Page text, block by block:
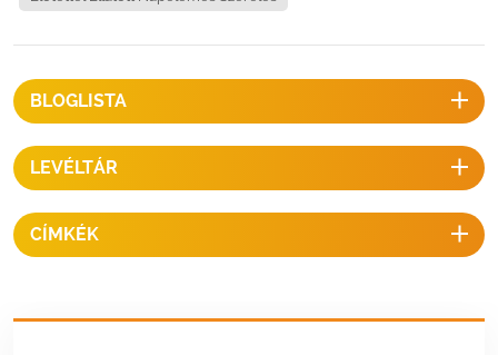
tetőHajlásszög ：5~30 fok (rögzített)Épület magassága：20 mMax
BLOGLISTA
LEVÉLTÁR
CÍMKÉK